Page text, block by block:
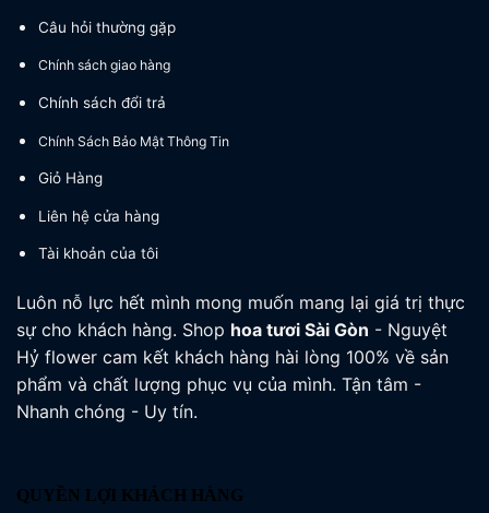
Câu hỏi thường gặp
Chính sách giao hàng
Chính sách đổi trả
Chính Sách Bảo Mật Thông Tin
Giỏ Hàng
Liên hệ cửa hàng
Tài khoản của tôi
Luôn nỗ lực hết mình mong muốn mang lại giá trị thực
sự cho khách hàng. Shop hoa tươi Sài Gòn - Nguyệt
Hỷ flower cam kết khách hàng hài lòng 100% về sản
phẩm và chất lượng phục vụ của mình. Tận tâm -
Nhanh chóng - Uy tín.
QUYỀN LỢI KHÁCH HÀNG